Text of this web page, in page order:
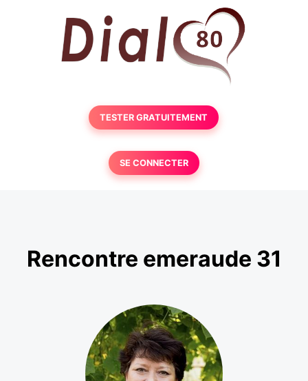
TESTER GRATUITEMENT
SE CONNECTER
Rencontre emeraude 31